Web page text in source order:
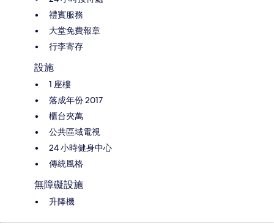
禮賓服務
大堂免費報章
行李寄存
設施
1 座樓
落成年份 2017
櫃台夾萬
公共區域電視
24 小時健身中心
傳統風格
無障礙設施
升降機